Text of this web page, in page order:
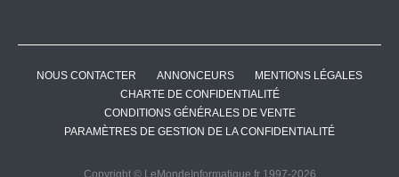
NOUS CONTACTER ANNONCEURS
MENTIONS LÉGALES
CHARTE DE CONFIDENTIALITÉ
CONDITIONS GÉNÉRALES DE VENTE
PARAMÈTRES DE GESTION DE LA CONFIDENTIALITÉ
Copyright © LeMondeInformatique.fr 1997-2026